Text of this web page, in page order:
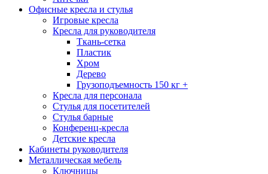
Офисные кресла и стулья
Игровые кресла
Кресла для руководителя
Ткань-сетка
Пластик
Хром
Дерево
Грузоподъемность 150 кг +
Кресла для персонала
Стулья для посетителей
Стулья барные
Конференц-кресла
Детские кресла
Кабинеты руководителя
Металлическая мебель
Ключницы